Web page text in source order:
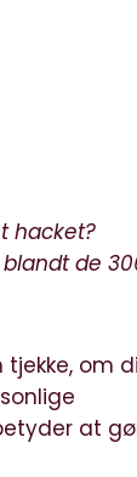
hacket?
de
om
at